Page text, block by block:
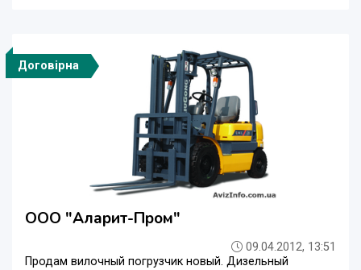
Договірна
ООО "Аларит-Пром"
09.04.2012, 13:51
Продам вилочный погрузчик новый. Дизельный